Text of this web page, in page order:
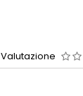
Valutazione